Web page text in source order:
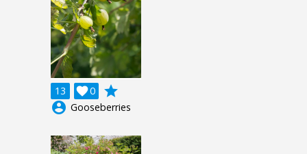
13 0

grade
account_circle Gooseberries